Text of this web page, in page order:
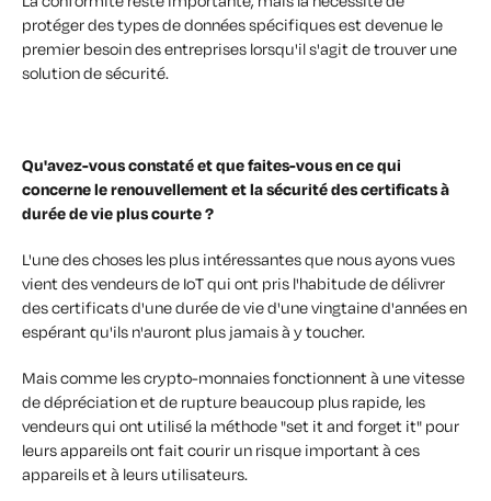
protéger des types de données spécifiques est devenue le
premier besoin des entreprises lorsqu'il s'agit de trouver une
solution de sécurité.
Qu'avez-vous constaté et que faites-vous en ce qui
concerne le renouvellement et la sécurité des certificats à
durée de vie plus courte ?
L'une des choses les plus intéressantes que nous ayons vues
vient des vendeurs de IoT qui ont pris l'habitude de délivrer
des certificats d'une durée de vie d'une vingtaine d'années en
espérant qu'ils n'auront plus jamais à y toucher.
Mais comme les crypto-monnaies fonctionnent à une vitesse
de dépréciation et de rupture beaucoup plus rapide, les
vendeurs qui ont utilisé la méthode "set it and forget it" pour
leurs appareils ont fait courir un risque important à ces
appareils et à leurs utilisateurs.